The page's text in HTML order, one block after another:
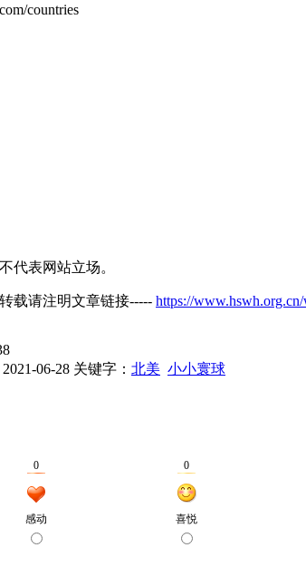
countries
代表网站立场。
载请注明文章链接----- https://
06-28 关键字： 北美 小小寰球